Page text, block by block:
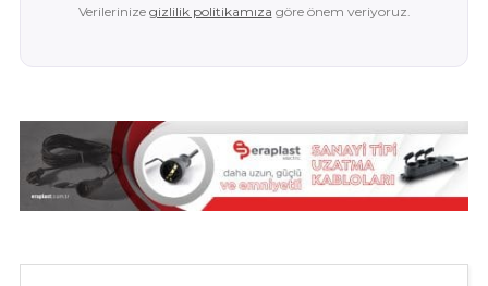
Verilerinize gizlilik politikamıza göre önem veriyoruz.